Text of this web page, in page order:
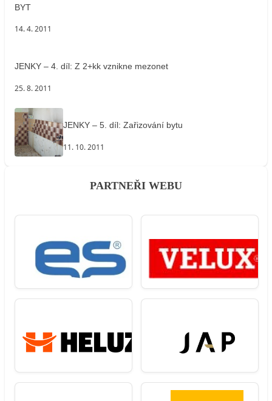
BYT
14. 4. 2011
JENKY – 4. díl: Z 2+kk vznikne mezonet
25. 8. 2011
JENKY – 5. díl: Zařizování bytu
11. 10. 2011
PARTNEŘI WEBU